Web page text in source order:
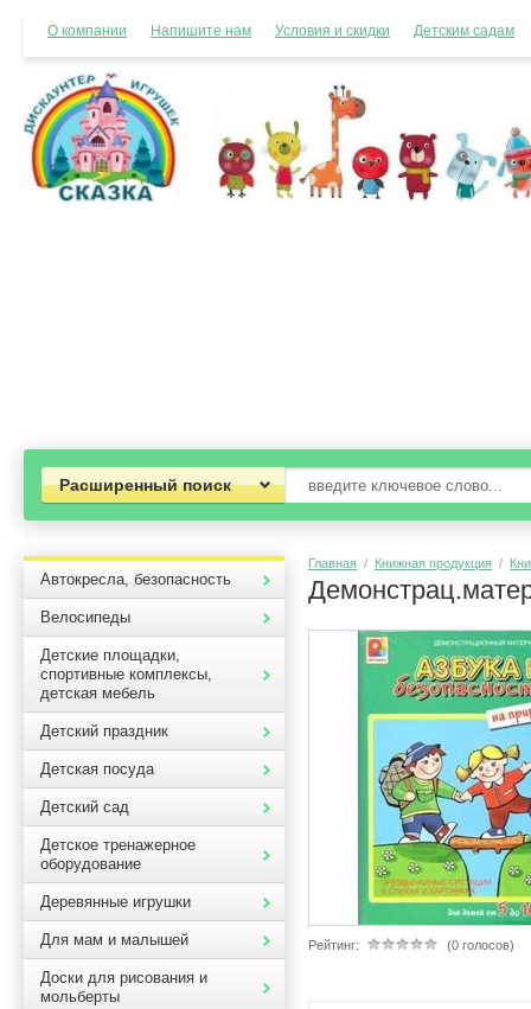
О компании Напишите нам Условия и скидки Детским садам
Расширенный поиск
Автокресла, безопасность
Велосипеды
Детские площадки,
спортивные комплексы,
детская мебель
Детский праздник
Детская посуда
Детский сад
Детское тренажерное
оборудование
Деревянные игрушки
Для мам и малышей
Доски для рисования и
мольберты
Главная / Книжная продукция /
Рейтинг: (0 голосов)